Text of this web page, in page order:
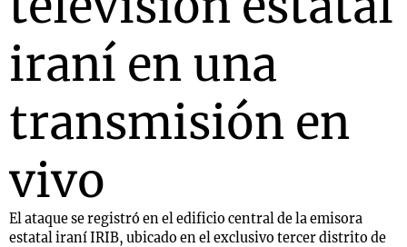
iraní en una
transmisión en
vivo
El ataque se registró en el edificio central de la emisora
estatal iraní IRIB, ubicado en el exclusivo tercer distrito de